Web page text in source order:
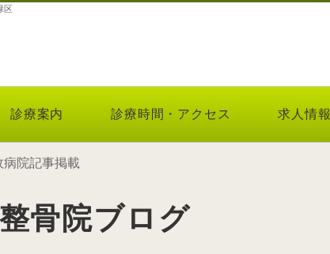
区
診療案内 診療時間・アクセス 求人情報
病院記事掲載
骨院ブログ